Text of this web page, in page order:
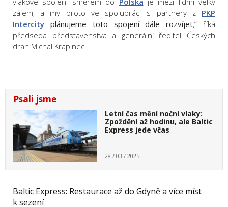
zájem, a my proto ve spolupráci s partnery z PKP
Intercity plánujeme toto spojení dále rozvíjet,“ říká
předseda představenstva a generální ředitel Českých
drah Michal Krapinec.
Psali jsme
Letní čas mění noční vlaky:
Zpoždění až hodinu, ale Baltic
Express jede včas
28 / 03 / 2025
Baltic Express: Restaurace až do Gdyně a více míst
k sezení